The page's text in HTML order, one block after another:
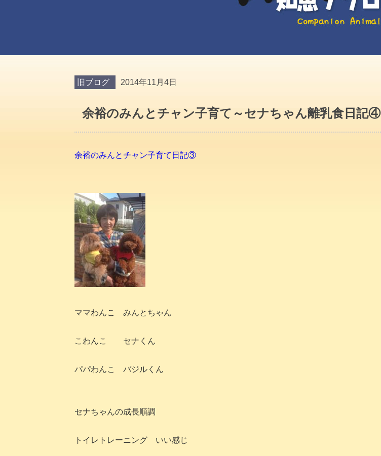
旧ブログ 2014年11月4日
余裕のみんとチャン子育て～セナちゃん離乳食日記④
余裕のみんとチャン子育て日記③
ママわんこ みんとちゃん
こわんこ セナくん
パパわんこ バジルくん
セナちゃんの成長順調
トイレトレーニング いい感じ